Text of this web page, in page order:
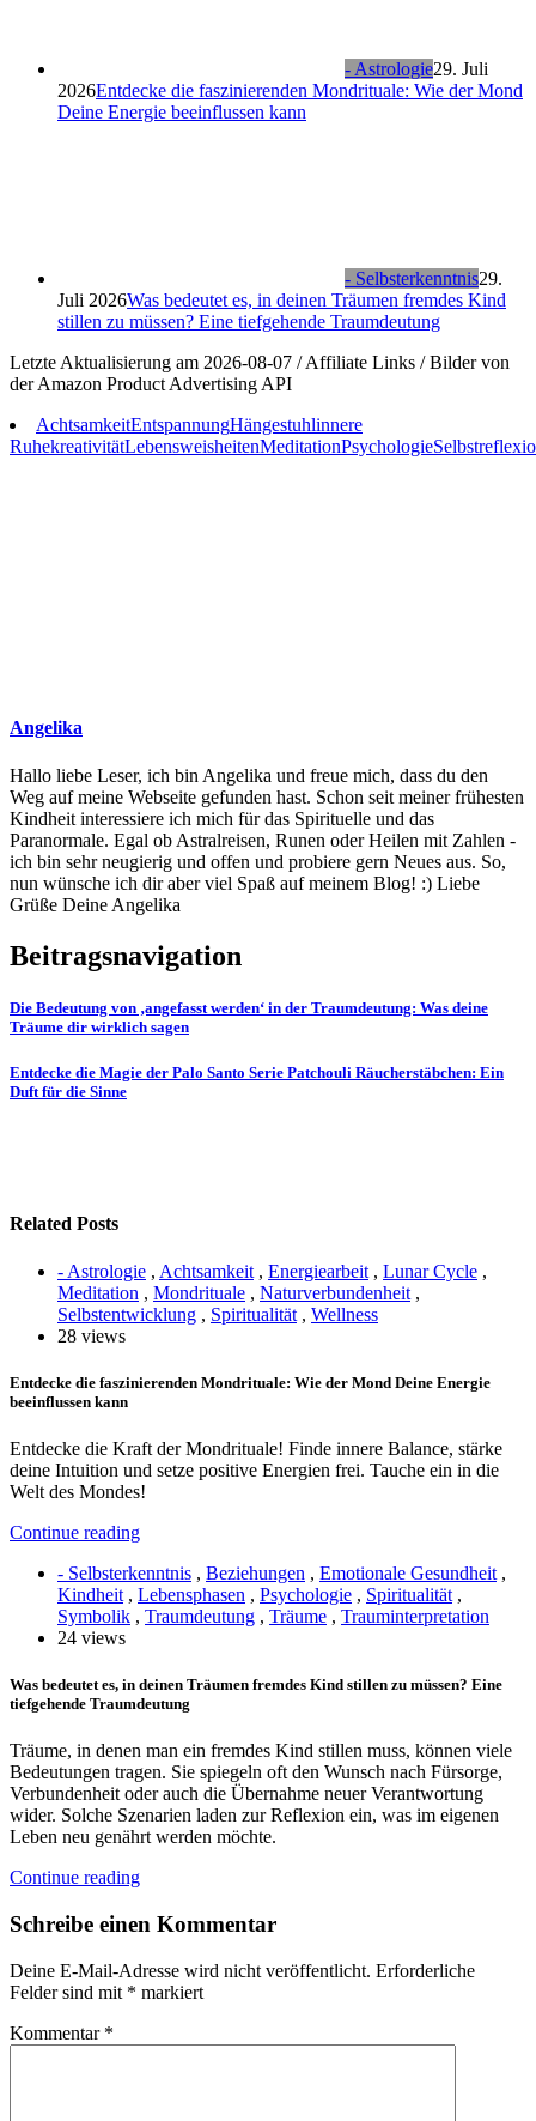
- Astrologie29. Juli
2026Entdecke die faszinierenden Mondrituale: Wie der Mond
Deine Energie beeinflussen kann
- Selbsterkenntnis29.
Juli 2026Was bedeutet es, in deinen Träumen fremdes Kind
stillen zu müssen? Eine tiefgehende Traumdeutung
Letzte Aktualisierung am 2026-08-07 / Affiliate Links / Bilder von
der Amazon Product Advertising API
AchtsamkeitEntspannungHängestuhlinnere
RuhekreativitätLebensweisheitenMeditationPsychologie
Angelika
Hallo liebe Leser, ich bin Angelika und freue mich, dass du den
Weg auf meine Webseite gefunden hast. Schon seit meiner frühesten
Kindheit interessiere ich mich für das Spirituelle und das
Paranormale. Egal ob Astralreisen, Runen oder Heilen mit Zahlen -
ich bin sehr neugierig und offen und probiere gern Neues aus. So,
nun wünsche ich dir aber viel Spaß auf meinem Blog! :) Liebe
Grüße Deine Angelika
Beitragsnavigation
Die Bedeutung von ‚angefasst werden‘ in der Traumdeutung: Was deine
Träume dir wirklich sagen
Entdecke die Magie der Palo Santo Serie Patchouli Räucherstäbchen: Ein
Duft für die Sinne
Related Posts
- Astrologie , Achtsamkeit , Energiearbeit , Lunar Cycle ,
Meditation , Mondrituale , Naturverbundenheit ,
Selbstentwicklung , Spiritualität , Wellness
28 views
Entdecke die faszinierenden Mondrituale: Wie der Mond Deine Energie
beeinflussen kann
Entdecke die Kraft der Mondrituale! Finde innere Balance, stärke
deine Intuition und setze positive Energien frei. Tauche ein in die
Welt des Mondes!
Continue reading
- Selbsterkenntnis , Beziehungen , Emotionale Gesundheit ,
Kindheit , Lebensphasen , Psychologie , Spiritualität ,
Symbolik , Traumdeutung , Träume , Trauminterpretation
24 views
Was bedeutet es, in deinen Träumen fremdes Kind stillen zu müssen? Eine
tiefgehende Traumdeutung
Träume, in denen man ein fremdes Kind stillen muss, können viele
Bedeutungen tragen. Sie spiegeln oft den Wunsch nach Fürsorge,
Verbundenheit oder auch die Übernahme neuer Verantwortung
wider. Solche Szenarien laden zur Reflexion ein, was im eigenen
Leben neu genährt werden möchte.
Continue reading
Schreibe einen Kommentar
Deine E-Mail-Adresse wird nicht veröffentlicht. Erforderliche
Felder sind mit * markiert
Kommentar *